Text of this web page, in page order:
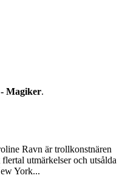
Magiker.
Ravn är trollkonstnären
utmärkelser och utsålda
York...